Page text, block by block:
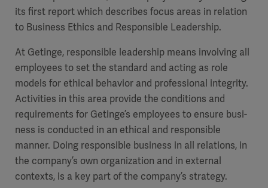
its first report which describes focus areas in relation
to Business Ethics and Responsible Leadership.
At Getinge, responsible leadership means involving all
employees to set the standard and acting as role
models for ethical behavior and professional integrity.
Activities in this area provide the conditions and
requirements for Getinge’s employees to ensure busi­
ness is conducted in an ethical and responsible
manner. Doing responsible business in all relations, in
the company’s own organization and in external
contexts, is a key part of the company’s strategy.